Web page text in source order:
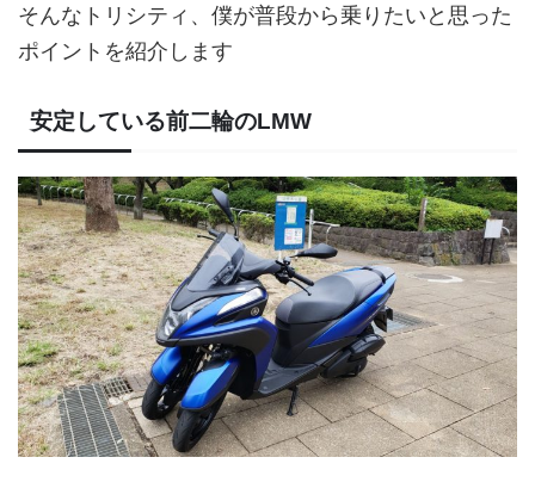
そんなトリシティ、僕が普段から乗りたいと思った
ポイントを紹介します
安定している前二輪のLMW